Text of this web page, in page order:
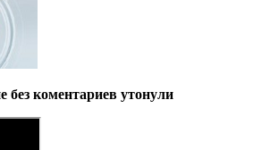
без коментариев утонули